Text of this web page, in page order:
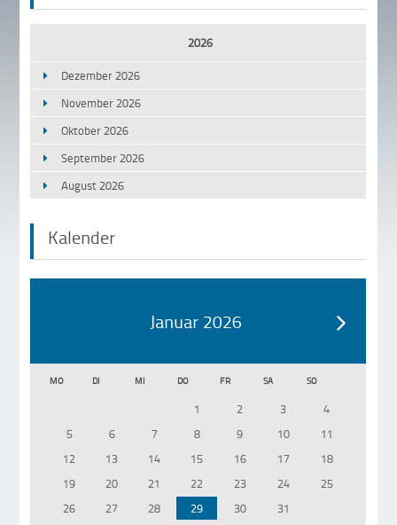
2026
Dezember 2026
November 2026
Oktober 2026
September 2026
August 2026
Kalender
Januar 2026
MO DI MI DO FR SA SO
1 2 3
4
5
6 7 8 9 10
11
12
13 14 15 16 17
18
19
20 21 22 23 24
25
26
27 28 29 30 31